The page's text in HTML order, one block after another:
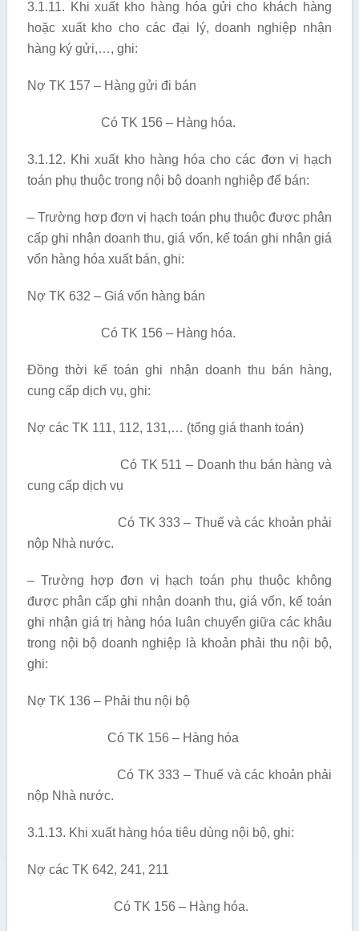
3.1.11. Khi xuất kho hàng hóa gửi cho khách hàng
hoặc xuất kho cho các đại lý, doanh nghiệp nhận
hàng ký gửi,…, ghi:
Nợ TK 157 – Hàng gửi đi bán
Có TK 156 – Hàng hóa.
3.1.12. Khi xuất kho hàng hóa cho các đơn vị hạch
toán phụ thuộc trong nội bộ doanh nghiệp để bán:
– Trường hợp đơn vị hạch toán phụ thuộc được phân
cấp ghi nhận doanh thu, giá vốn, kế toán ghi nhận giá
vốn hàng hóa xuất bán, ghi:
Nợ TK 632 – Giá vốn hàng bán
Có TK 156 – Hàng hóa.
Đồng thời kế toán ghi nhận doanh thu bán hàng,
cung cấp dịch vụ, ghi:
Nợ các TK 111, 112, 131,… (tổng giá thanh toán)
Có TK 511 – Doanh thu bán hàng và
cung cấp dịch vụ
Có TK 333 – Thuế và các khoản phải
nộp Nhà nước.
– Trường hợp đơn vị hạch toán phụ thuộc không
được phân cấp ghi nhận doanh thu, giá vốn, kế toán
ghi nhận giá trị hàng hóa luân chuyển giữa các khâu
trong nội bộ doanh nghiệp là khoản phải thu nội bộ,
ghi:
Nợ TK 136 – Phải thu nội bộ
Có TK 156 – Hàng hóa
Có TK 333 – Thuế và các khoản phải
nộp Nhà nước.
3.1.13. Khi xuất hàng hóa tiêu dùng nội bộ, ghi:
Nợ các TK 642, 241, 211
Có TK 156 – Hàng hóa.